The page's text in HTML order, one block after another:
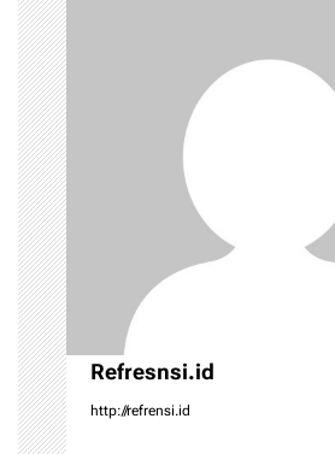
i
g
a
t
i
o
n
Refresnsi.id
http://refrensi.id